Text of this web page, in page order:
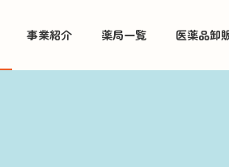
事業紹介 薬局一覧 医薬品卸